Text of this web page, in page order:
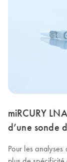
miRCURY
d’une sonde
Pour les